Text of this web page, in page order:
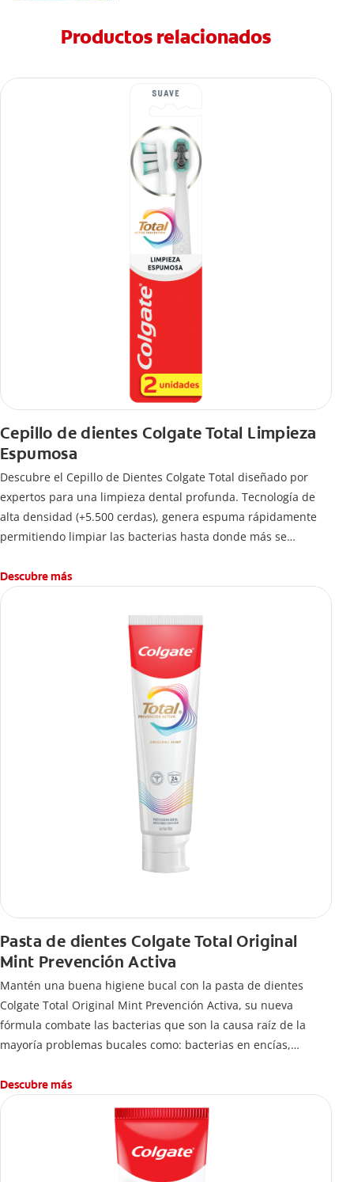
Productos relacionados
Cepillo de dientes Colgate Total Limpieza
Espumosa
Descubre el Cepillo de Dientes Colgate Total diseñado por
expertos para una limpieza dental profunda. Tecnología de
alta densidad (+5.500 cerdas), genera espuma rápidamente
permitiendo limpiar las bacterias hasta donde más se
Descubre más
Pasta de dientes Colgate Total Original
Mint Prevención Activa
Mantén una buena higiene bucal con la pasta de dientes
Colgate Total Original Mint Prevención Activa, su nueva
fórmula combate las bacterias que son la causa raíz de la
mayoría problemas bucales como: bacterias en encías,
caries.
Descubre más